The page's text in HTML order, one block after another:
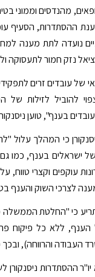
מהנדסים וממוני
ההסתדרות, הסעיף
נועדה לתת מענה
נזק חמור לתעסוקה
של עובדים זרים
להוביל לזילות של
בענף", טוען
כי המהלך עלול
ישראלים בענף, כמו
עוקפים וקצרי טווח,
לצרכי השוק והענף
כי "החלטת
הענף, ללא כל פיקוח
העבודה והרווחה),
יו"ר ההסתדרות